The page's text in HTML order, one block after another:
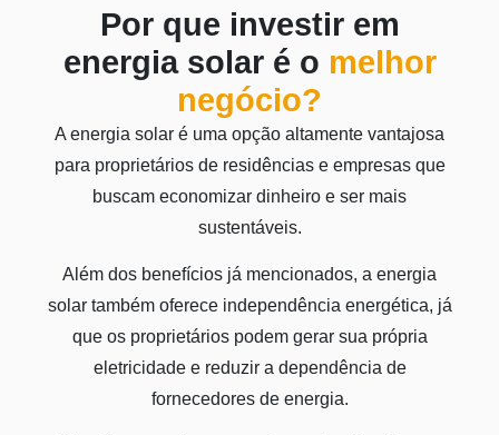
Por que investir em
energia solar é o melhor
negócio?
A energia solar é uma opção altamente vantajosa
para proprietários de residências e empresas que
buscam economizar dinheiro e ser mais
sustentáveis.
Além dos benefícios já mencionados, a energia
solar também oferece independência energética, já
que os proprietários podem gerar sua própria
eletricidade e reduzir a dependência de
fornecedores de energia.